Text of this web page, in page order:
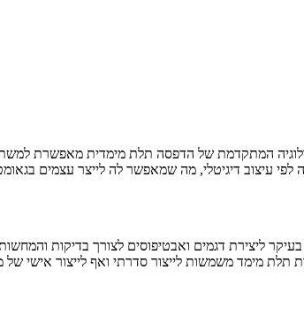
המתקדמת של הדפסה תלת מימדית מאפשרת
לפי עיצוב דיגיטלי, מה שמאפשר לה לייצר עצמים
במכונות אלו היה מוגבל בעיקר ליצירת דגמים ואבטיפוסים לצורך
תלת מימד משמשות לייצור סדרתי ואף לייצור אישי של